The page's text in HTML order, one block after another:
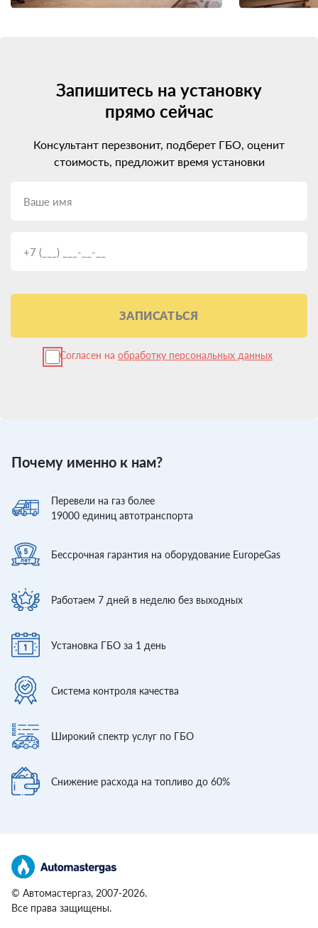
Запишитесь на установку
прямо сейчас
Консультант перезвонит, подберет ГБО, оценит
стоимость, предложит время установки
ЗАПИСАТЬСЯ
Согласен на обработку персональных данных
Почему именно к нам?
Перевели на газ более
19000 единиц автотранспорта
Бессрочная гарантия на оборудование EuropeGas
Работаем 7 дней в неделю без выходных
Установка ГБО за 1 день
Система контроля качества
Широкий спектр услуг по ГБО
Снижение расхода на топливо до 60%
© Автомастергаз, 2007-2026.
Все права защищены.